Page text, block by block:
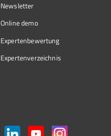
Newsletter
Online demo
Expertenbewertung
Expertenverzeichnis